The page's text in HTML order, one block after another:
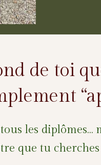
de toi
les diplômes…
que tu